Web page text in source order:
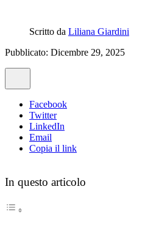
Scritto da Liliana Giardini
Pubblicato: Dicembre 29, 2025
Facebook
Twitter
LinkedIn
Email
Copia il link
In questo articolo